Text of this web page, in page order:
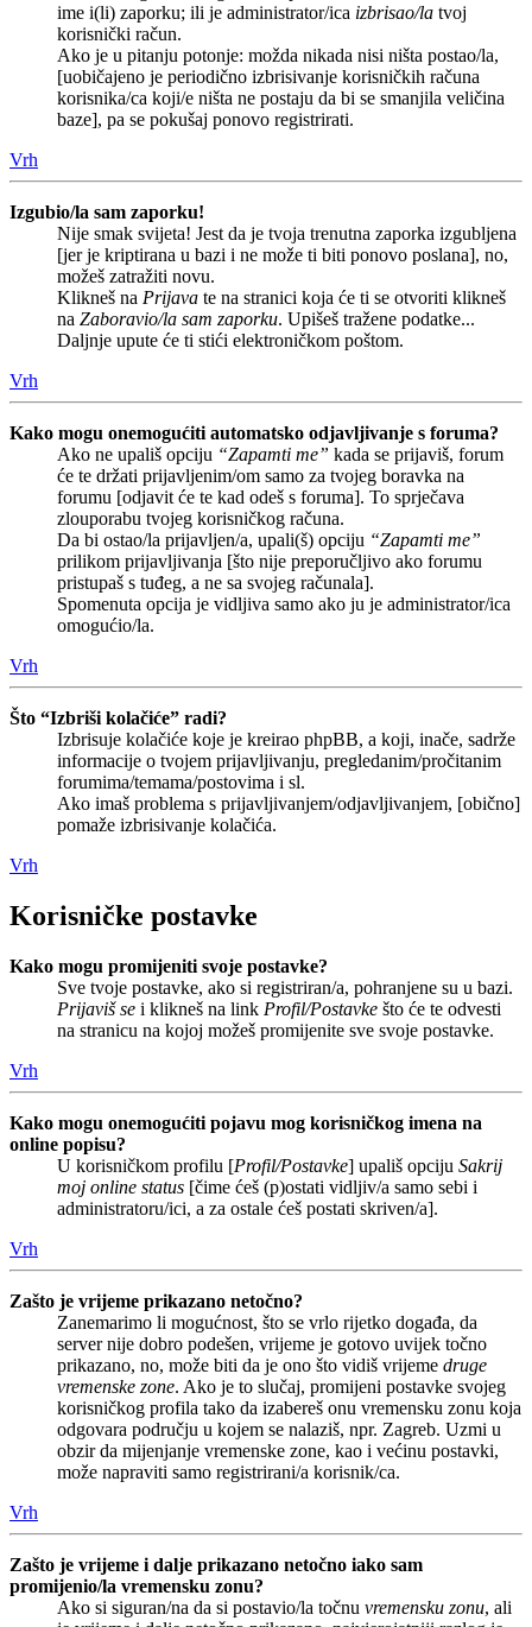
ime i(li) zaporku; ili je administrator/ica izbrisao/la tvoj
korisnički račun.
Ako je u pitanju potonje: možda nikada nisi ništa postao/la,
[uobičajeno je periodično izbrisivanje korisničkih računa
korisnika/ca koji/e ništa ne postaju da bi se smanjila veličina
baze], pa se pokušaj ponovo registrirati.
Vrh
Izgubio/la sam zaporku!
Nije smak svijeta! Jest da je tvoja trenutna zaporka izgubljena
[jer je kriptirana u bazi i ne može ti biti ponovo poslana], no,
možeš zatražiti novu.
Klikneš na Prijava te na stranici koja će ti se otvoriti klikneš
na Zaboravio/la sam zaporku. Upišeš tražene podatke...
Daljnje upute će ti stići elektroničkom poštom.
Vrh
Kako mogu onemogućiti automatsko odjavljivanje s foruma?
Ako ne upališ opciju “Zapamti me” kada se prijaviš, forum
će te držati prijavljenim/om samo za tvojeg boravka na
forumu [odjavit će te kad odeš s foruma]. To sprječava
zlouporabu tvojeg korisničkog računa.
Da bi ostao/la prijavljen/a, upali(š) opciju “Zapamti me”
prilikom prijavljivanja [što nije preporučljivo ako forumu
pristupaš s tuđeg, a ne sa svojeg računala].
Spomenuta opcija je vidljiva samo ako ju je administrator/ica
omogućio/la.
Vrh
Što “Izbriši kolačiće” radi?
Izbrisuje kolačiće koje je kreirao phpBB, a koji, inače, sadrže
informacije o tvojem prijavljivanju, pregledanim/pročitanim
forumima/temama/postovima i sl.
Ako imaš problema s prijavljivanjem/odjavljivanjem, [obično]
pomaže izbrisivanje kolačića.
Vrh
Korisničke postavke
Kako mogu promijeniti svoje postavke?
Sve tvoje postavke, ako si registriran/a, pohranjene su u bazi.
Prijaviš se i klikneš na link Profil/Postavke što će te odvesti
na stranicu na kojoj možeš promijenite sve svoje postavke.
Vrh
Kako mogu onemogućiti pojavu mog korisničkog imena na
online popisu?
U korisničkom profilu [Profil/Postavke] upališ opciju Sakrij
moj online status [čime ćeš (p)ostati vidljiv/a samo sebi i
administratoru/ici, a za ostale ćeš postati skriven/a].
Vrh
Zašto je vrijeme prikazano netočno?
Zanemarimo li mogućnost, što se vrlo rijetko događa, da
server nije dobro podešen, vrijeme je gotovo uvijek točno
prikazano, no, može biti da je ono što vidiš vrijeme druge
vremenske zone. Ako je to slučaj, promijeni postavke svojeg
korisničkog profila tako da izabereš onu vremensku zonu koja
odgovara području u kojem se nalaziš, npr. Zagreb. Uzmi u
obzir da mijenjanje vremenske zone, kao i većinu postavki,
može napraviti samo registrirani/a korisnik/ca.
Vrh
Zašto je vrijeme i dalje prikazano netočno iako sam
promijenio/la vremensku zonu?
Ako si siguran/na da si postavio/la točnu vremensku zonu, ali